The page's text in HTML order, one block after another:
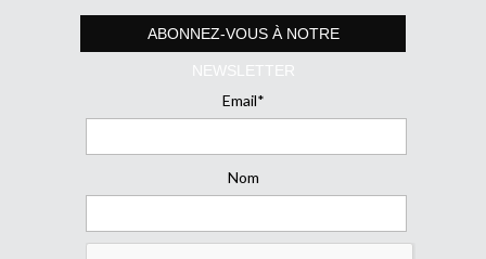
ABONNEZ-VOUS À NOTRE
NEWSLETTER
Email*
Nom